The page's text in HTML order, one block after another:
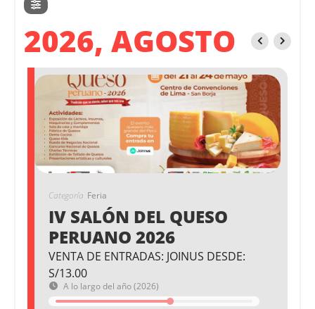
2026, AGOSTO
Categoría Feria
IV SALÓN DEL QUESO
PERUANO 2026
VENTA DE ENTRADAS: JOINUS DESDE:
S/13.00
A lo largo del año (2026)